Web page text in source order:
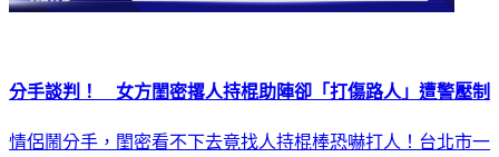
分手談判！ 女方閨密撂人持棍助陣卻「打傷路人」遭警壓制
情侶鬧分手，閨密看不下去竟找人持棍棒恐嚇打人！台北市一